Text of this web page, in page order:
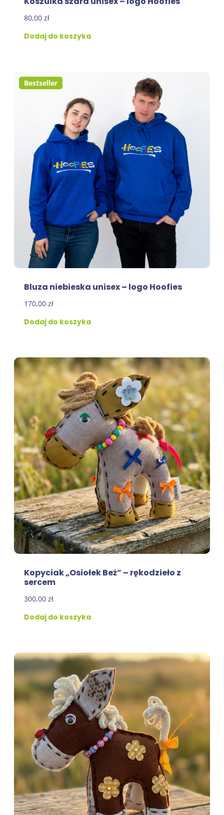
80,00 zł
Dodaj do koszyka
Bestseller
Bluza niebieska unisex – logo Hoofies
170,00 zł
Dodaj do koszyka
Kopyciak „Osiołek Beż” – rękodzieło z
sercem
300,00 zł
Dodaj do koszyka